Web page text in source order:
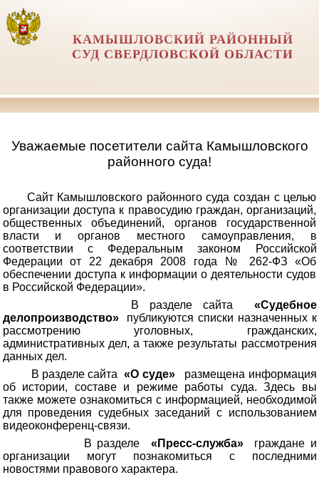
КАМЫШЛОВСКИЙ РАЙОННЫЙ
СУД СВЕРДЛОВСКОЙ ОБЛАСТИ
Уважаемые посетители сайта Камышловского
районного суда!
Сайт Камышловского районного суда создан с целью
организации доступа к правосудию граждан, организаций,
общественных объединений, органов государственной
власти и органов местного самоуправления, в
соответствии с Федеральным законом Российской
Федерации от 22 декабря 2008 года № 262-ФЗ «Об
обеспечении доступа к информации о деятельности судов
в Российской Федерации».
В разделе сайта «Судебное
делопроизводство» публикуются списки назначенных к
рассмотрению уголовных, гражданских,
административных дел, а также результаты рассмотрения
данных дел.
В разделе сайта«О суде»
размещена информация
об истории, составе и режиме работы суда. Здесь вы
также можете ознакомиться с информацией, необходимой
для проведения судебных заседаний с использованием
видеоконференц-связи.
В разделе «Пресс-служба»граждане и
организации могут познакомиться с последними
новостями правового характера.